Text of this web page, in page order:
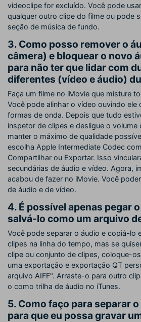
videoclipe for excluído. Você pode
qualquer outro clipe do filme ou pode
seção de música de fundo.
3. Como posso remover o
câmera) e bloquear o novo
para não ter que lidar com
diferentes (vídeo e áudio)
Faça um filme no iMovie que misture
Você pode alinhar o vídeo ouvindo ele
formas de onda. Depois que tudo
inspetor de clipes e desligue o volume
manter o máximo de qualidade
escolha Apple Intermediate Codec
Compartilhar ou Exportar. Isso
secundárias de áudio e vídeo. Agora,
acabou de fazer no iMovie. Você
de áudio e de vídeo.
4. É possível apenas pegar
salvá-lo como um arquivo
Você pode separar o áudio e copiá-lo
clipes na linha do tempo, mas se
clipe ou conjunto de clipes, coloque-
uma exportação e exportação QT
arquivo AIFF". Arraste-o para outro
o como trilha de áudio no iTunes.
5. Como faço para separar
para que eu possa gravar